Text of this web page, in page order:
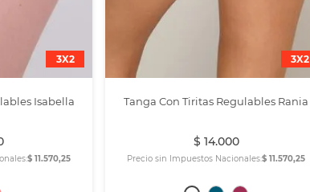
3X2
Isabella
$ 11.570,25
3X2
Tanga Con Tiritas Regulables Rania
$ 14.000
Precio sin Impuestos Nacionales:$ 11.570,25